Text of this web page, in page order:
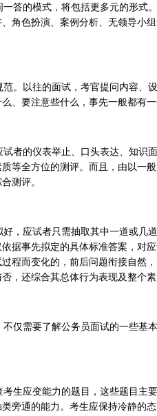
答的模式，将包括更多元的形式
角色扮演、案例分析、无领导小
。以往的面试，考官提问内容、
、要注意些什么，事先一般都有
者的仪表举止、口头表达、知识
等全方位的测评。而且，由以一
测评。
，应试者只需抽取其中一道或几
据事先拟定的具体标准答案，对
程而变化的，前后问题衔接自然
，还综合其总体行为表现及整个
仅需要了解公务员面试的一些基
生应变能力的题目，这些题目主
旁通的能力。考生应保持冷静的